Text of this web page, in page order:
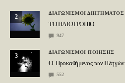
2
ΔΙΑΓΩΝΙΣΜΟΙ ΔΙΗΓΗΜΑΤΟΣ
ΤΟ ΗΛΙΟΤΡΟΠΙΟ
947
3
ΔΙΑΓΩΝΙΣΜΟΙ ΠΟΙΗΣΗΣ
Ο Προκαθήμενος των Πληγών
552